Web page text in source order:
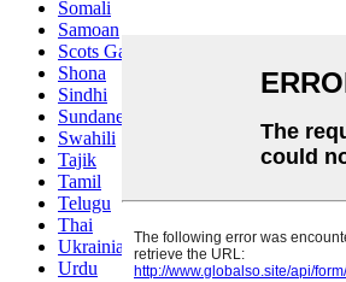
Somali
Samoan
Scots Gaelic
Shona
Sindhi
Sundanese
Swahili
Tajik
Tamil
Telugu
Thai
Ukrainian
Urdu